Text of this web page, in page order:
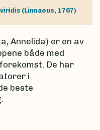
(Linnaeus, 1767)
Annelida) er en av
både med
De har
i
beste